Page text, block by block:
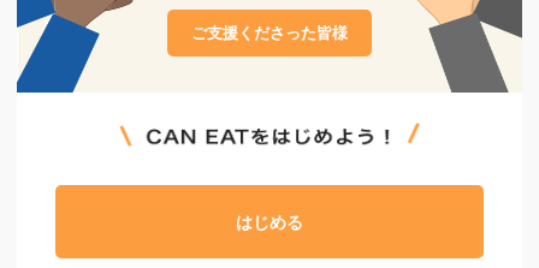
ご支援くださった皆様
はじめる